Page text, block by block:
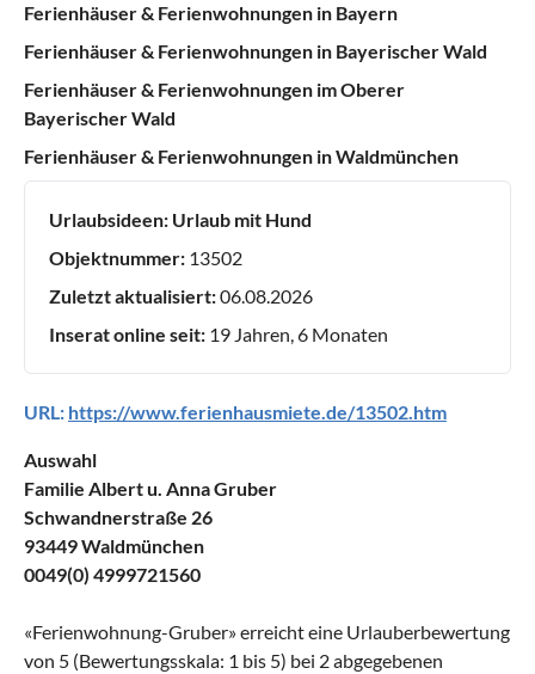
Ferienhäuser & Ferienwohnungen in Bayern
Ferienhäuser & Ferienwohnungen in Bayerischer Wald
Ferienhäuser & Ferienwohnungen im Oberer
Bayerischer Wald
Ferienhäuser & Ferienwohnungen in Waldmünchen
Urlaubsideen: Urlaub mit Hund
Objektnummer: 13502
Zuletzt aktualisiert:06.08.2026
Inserat online seit: 19 Jahren, 6 Monaten
URL: https://www.ferienhausmiete.de/13502.htm
Auswahl
Familie Albert u. Anna Gruber
Schwandnerstraße 26
93449 Waldmünchen
0049(0) 4999721560
«Ferienwohnung-Gruber» erreicht eine Urlauberbewertung
von 5 (Bewertungsskala: 1 bis 5) bei 2abgegebenen